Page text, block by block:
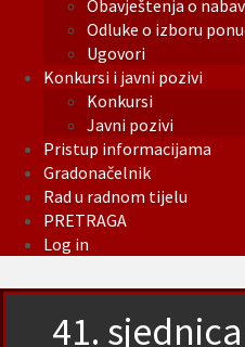
Obavještenja o
Odluke o izboru
Ugovori
Konkursi i javni pozivi
Konkursi
Javni pozivi
Pristup informacijama
Gradonačelnik
Rad u radnom tijelu
PRETRAGA
Log in
41.